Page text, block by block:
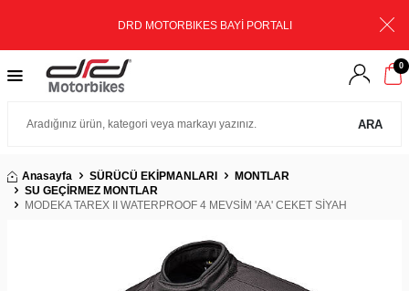
DRD MOTORBIKES BAYİ PORTALI
ARA
0
Anasayfa SÜRÜCÜ EKİPMANLARI
MONTLAR
SU GEÇİRMEZ MONTLAR
MODEKA TAREX II WATERPROOF 4 MEVSİM 'AA' CEKET SİYAH